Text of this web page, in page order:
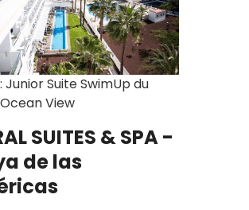
Junior Suite SwimUp du
View
SUITES & SPA -
de las